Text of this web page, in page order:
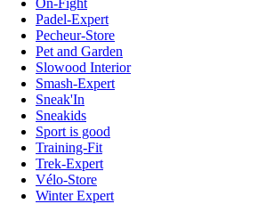
Padel-Expert
Pecheur-Store
Pet and Garden
Slowood Interior
Smash-Expert
Sneak'In
Sneakids
Sport is good
Training-Fit
Trek-Expert
Vélo-Store
Winter Expert